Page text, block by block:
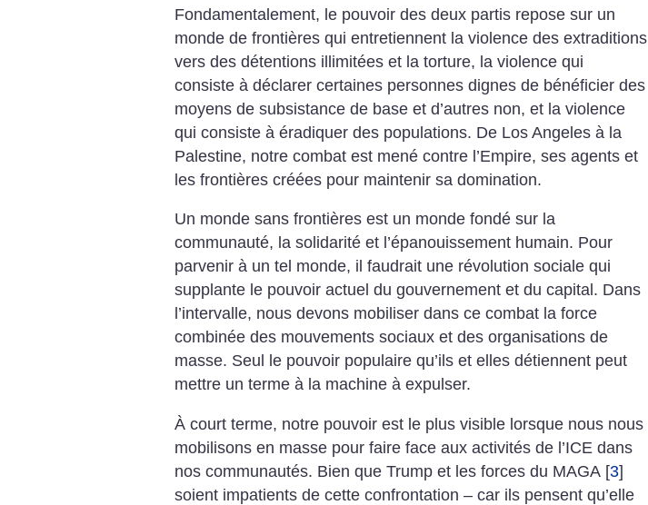
Fondamentalement, le pouvoir des deux partis repose sur un
monde de frontières qui entretiennent la violence des extraditions
vers des détentions illimitées et la torture, la violence qui
consiste à déclarer certaines personnes dignes de bénéficier des
moyens de subsistance de base et d’autres non, et la violence
qui consiste à éradiquer des populations. De Los Angeles à la
Palestine, notre combat est mené contre l’Empire, ses agents et
les frontières créées pour maintenir sa domination.
Un monde sans frontières est un monde fondé sur la
communauté, la solidarité et l’épanouissement humain. Pour
parvenir à un tel monde, il faudrait une révolution sociale qui
supplante le pouvoir actuel du gouvernement et du capital. Dans
l’intervalle, nous devons mobiliser dans ce combat la force
combinée des mouvements sociaux et des organisations de
masse. Seul le pouvoir populaire qu’ils et elles détiennent peut
mettre un terme à la machine à expulser.
À court terme, notre pouvoir est le plus visible lorsque nous nous
mobilisons en masse pour faire face aux activités de l’ICE dans
nos communautés. Bien que Trump et les forces du MAGA [3]
soient impatients de cette confrontation – car ils pensent qu’elle